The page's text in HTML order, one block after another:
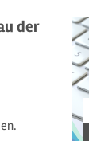
der